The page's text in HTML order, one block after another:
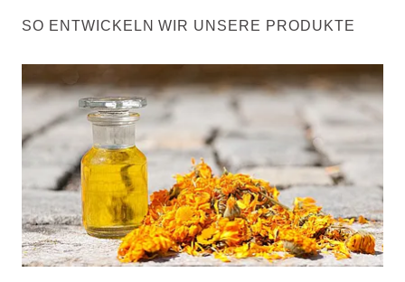
SO ENTWICKELN WIR UNSERE PRODUKTE